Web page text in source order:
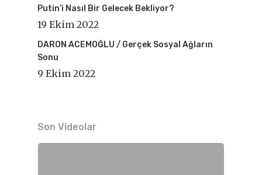
Putin’i Nasıl Bir Gelecek Bekliyor?
19 Ekim 2022
DARON ACEMOĞLU / Gerçek Sosyal Ağların
Sonu
9 Ekim 2022
Son Videolar